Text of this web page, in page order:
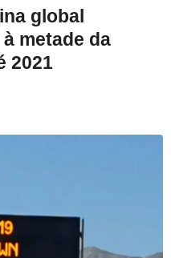
global
metade da
2021